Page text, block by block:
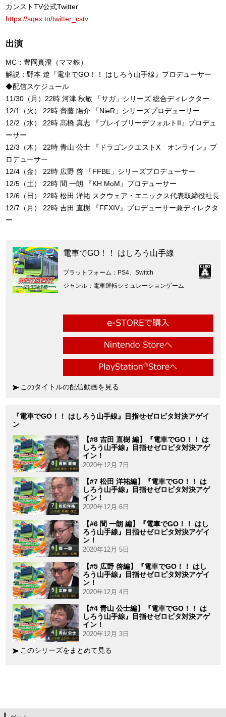
カンストTV公式Twitter
https://sqex.to/twitter_cstv
出演
MC：豊岡真澄（ママ鉄）
解説：野本 遼『電車でGO！！ はしろう山手線』プロデューサー
◆配信スケジュール
11/30（月）22時 河津 秋敏 「サガ」シリーズ 総合ディレクター
12/1（火） 22時 齊藤 陽介 「NieR」シリーズプロデューサー
12/2（水） 22時 髙橋 真志 『ブレイブリーデフォルトII』プロデュ
ーサー
12/3（木） 22時 青山 公士 『ドラゴンクエストX オンライン』プ
ロデューサー
12/4（金） 22時 広野 啓 「FFBE」シリーズプロデューサー
12/5（土） 22時 間 一朗 『KH MoM』プロデューサー
12/6（日） 22時 松田 洋祐 スクウェア・エニックス代表取締役社長
12/7（月） 22時 吉田 直樹 『FFXIV』プロデューサー兼ディレクタ
ー
電車でGO！！ はしろう山手線
プラットフォーム
PS4、Switch
ジャンル
電車運転シミュレーションゲーム
このタイトルの配信動画を見る
『電車でGO！！ はしろう山手線』目指せゼロピタ対決アゲイ
ン
【#8 吉田 直樹 編】『電車でGO！！ は
しろう山手線』目指せゼロピタ対決アゲ
イン！
2020年12月 7日
【#7 松田 洋祐編】『電車でGO！！ は
しろう山手線』目指せゼロピタ対決アゲ
イン！
2020年12月 6日
【#6 間 一朗 編】『電車でGO！！ はし
ろう山手線』目指せゼロピタ対決アゲイ
ン！
2020年12月 5日
【#5 広野 啓編】『電車でGO！！ はし
ろう山手線』目指せゼロピタ対決アゲイ
ン！
2020年12月 4日
【#4 青山 公士編】『電車でGO！！ は
しろう山手線』目指せゼロピタ対決アゲ
イン！
2020年12月 3日
このシリーズをまとめて見る